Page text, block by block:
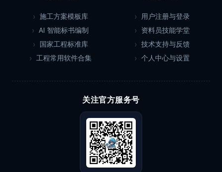
施工方案模板库
AI 智能标书编制
国家工程标准库
工程常用软件合集
用户注册与登录
资料员技能学堂
技术支持与反馈
个人中心与设置
关注官方服务号